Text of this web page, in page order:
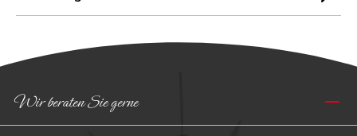
Wir beraten Sie gerne